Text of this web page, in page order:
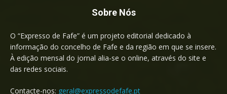
Sobre Nós
O “Expresso de Fafe” é um projeto editorial dedicado à
informação do concelho de Fafe e da região em que se insere.
À edição mensal do jornal alia-se o online, através do site e
das redes sociais.
Contacte-nos: geral@expressodefafe.pt